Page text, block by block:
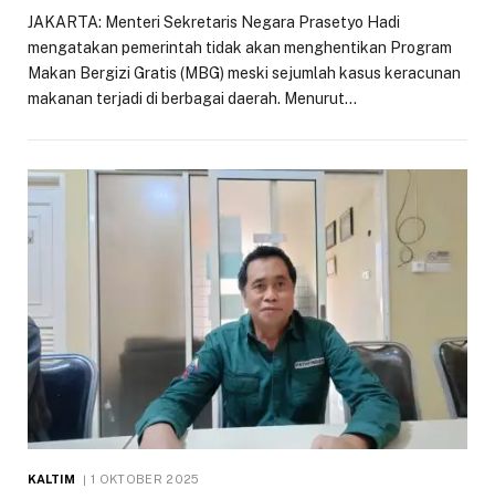
JAKARTA: Menteri Sekretaris Negara Prasetyo Hadi
mengatakan pemerintah tidak akan menghentikan Program
Makan Bergizi Gratis (MBG) meski sejumlah kasus keracunan
makanan terjadi di berbagai daerah. Menurut…
KALTIM 1 OKTOBER 2025